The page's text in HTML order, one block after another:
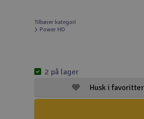
Tilhører kategori
Power HD
Husk i favoritter
2 på lager